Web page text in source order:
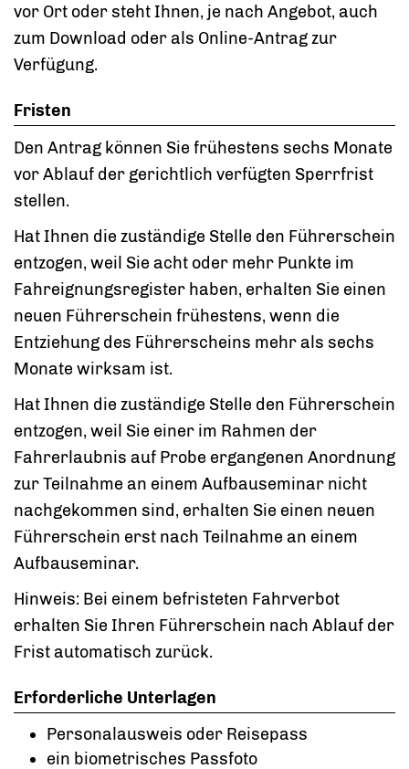
vor Ort oder steht Ihnen, je nach Angebot, auch
zum Download oder als Online-Antrag zur
Verfügung.
Fristen
Den Antrag können Sie frühestens sechs Monate
vor Ablauf der gerichtlich verfügten Sperrfrist
stellen.
Hat Ihnen die zuständige Stelle den Führerschein
entzogen, weil Sie acht oder mehr Punkte im
Fahreignungsregister haben, erhalten Sie einen
neuen Führerschein frühestens, wenn die
Entziehung des Führerscheins mehr als sechs
Monate wirksam ist.
Hat Ihnen die zuständige Stelle den Führerschein
entzogen, weil Sie einer im Rahmen der
Fahrerlaubnis auf Probe ergangenen Anordnung
zur Teilnahme an einem Aufbauseminar nicht
nachgekommen sind, erhalten Sie einen neuen
Führerschein erst nach Teilnahme an einem
Aufbauseminar.
Hinweis: Bei einem befristeten Fahrverbot
erhalten Sie Ihren Führerschein nach Ablauf der
Frist automatisch zurück.
Erforderliche Unterlagen
Personalausweis oder Reisepass
ein biometrisches Passfoto